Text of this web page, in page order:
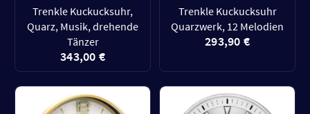
Trenkle Kuckucksuhr,
Quarz, Musik, drehende
Tänzer
343,00 €
Trenkle Kuckucksuhr
Quarzwerk, 12 Melodien
293,90 €